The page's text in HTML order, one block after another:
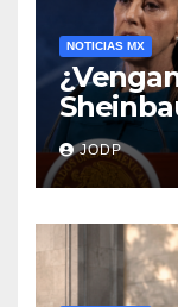
NOTICIAS MX
negra
Aguirre
JODP